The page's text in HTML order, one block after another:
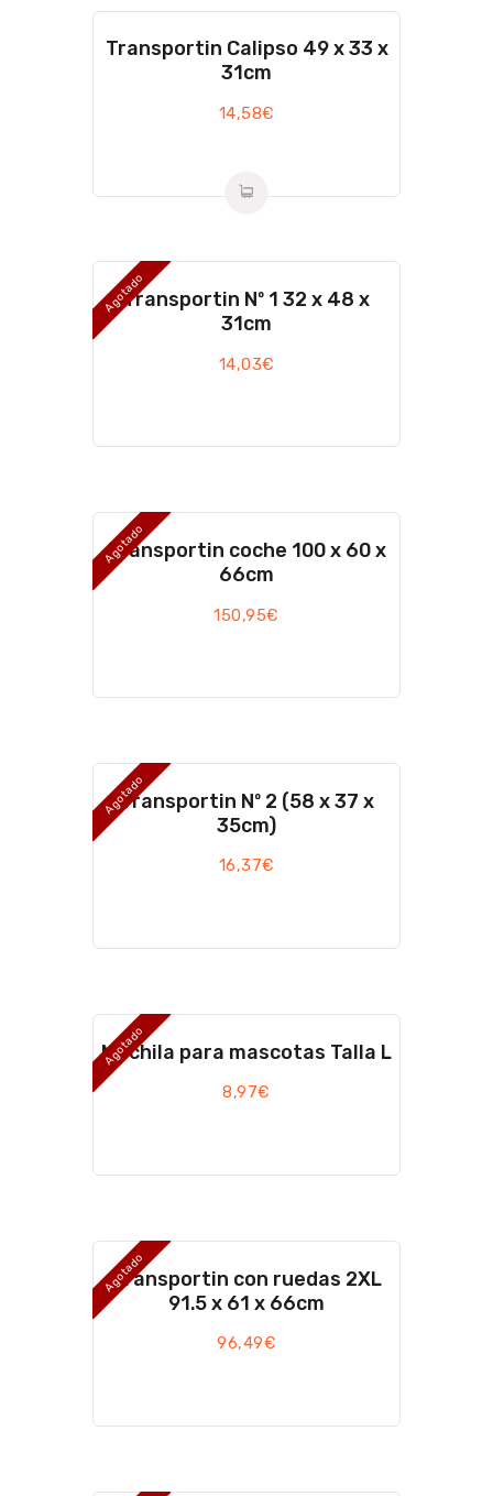
Transportin Calipso 49 x 33 x
31cm
14,58€
AgotadoTransportin Nº 1 32 x 48 x
31cm
14,03€
Agotado
Transportin coche 100 x 60 x
66cm
150,95€
Agotado
Transportin Nº 2 (58 x 37 x
35cm)
16,37€
Agotado
Mochila para mascotas Talla L
8,97€
Agotado
Transportin con ruedas 2XL
91.5 x 61 x 66cm
96,49€